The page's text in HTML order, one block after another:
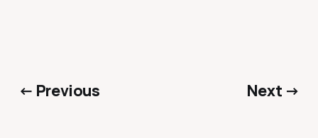
← Previous Next →